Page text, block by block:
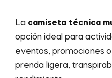
La camiseta técnica
opción ideal para
eventos, promociones
prenda ligera,